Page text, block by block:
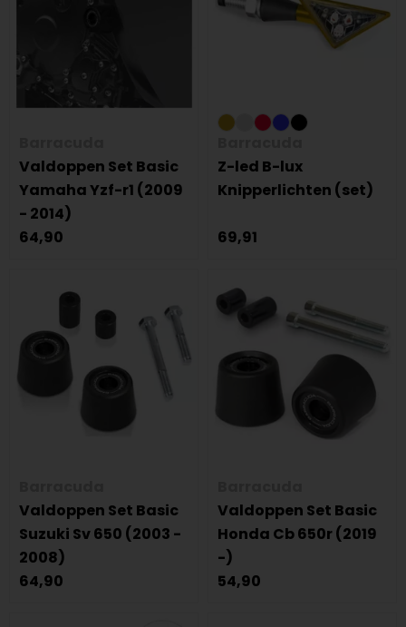
Valdoppen Set Basic
Yamaha Yzf-r1 (2009
- 2014)
64,90
Z-led B-lux
Knipperlichten (set)
69,91
Valdoppen Set Basic
Suzuki Sv 650 (2003 -
2008)
64,90
Valdoppen Set Basic
Honda Cb 650r (2019
-)
54,90